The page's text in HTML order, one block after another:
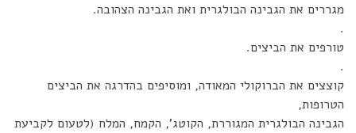
מגררים את הגבינה הבולגרית ואת הגבינה הצהובה.
.
טורפים את הביצים.
.
קוצצים את הברוקולי המאודה, ומוסיפים בהדרגה את הביצים
הטרופות,
הגבינה הבולגרית המגוררת, הקוטג', הקמח, המלח (לטעום לקביעת